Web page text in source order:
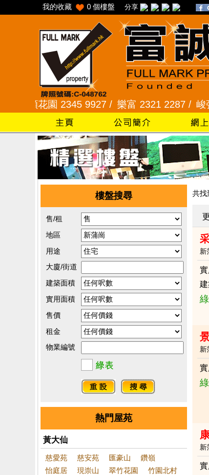
我的收藏 0 個樓盤 分享
花園 2345 9927 / 樂富 2321 2287 / 峻弦、曉
樓盤搜尋
售/租
地區
用途
大廈/街道
建築面積
實用面積
售價
租金
物業編號
熱門屋苑
黃大仙
慈愛苑 慈安苑 匯豪山
鑽嶺
怡庭居
現崇山 翠竹花園
竹園北村
共找
新
實
建
新
實
新
實